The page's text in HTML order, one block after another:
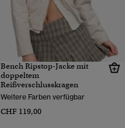
Bench Ripstop-Jacke mit
doppeltem
Reißverschlusskragen
Weitere Farben verfügbar
CHF 119,00